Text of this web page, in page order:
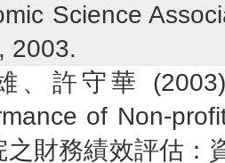
Science
2003.
、許守華
of Non-
之財務績效評估：